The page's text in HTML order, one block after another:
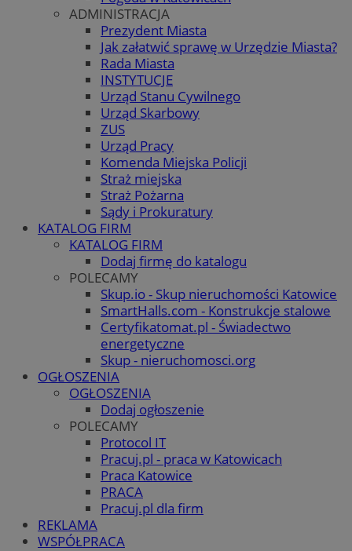
ADMINISTRACJA
Prezydent Miasta
Jak załatwić sprawę w Urzędzie Miasta?
Rada Miasta
INSTYTUCJE
Urząd Stanu Cywilnego
Urząd Skarbowy
ZUS
Urząd Pracy
Komenda Miejska Policji
Straż miejska
Straż Pożarna
Sądy i Prokuratury
KATALOG FIRM
KATALOG FIRM
Dodaj firmę do katalogu
POLECAMY
Skup.io - Skup nieruchomości Katowice
SmartHalls.com - Konstrukcje stalowe
Certyfikatomat.pl - Świadectwo
energetyczne
Skup - nieruchomosci.org
OGŁOSZENIA
OGŁOSZENIA
Dodaj ogłoszenie
POLECAMY
Protocol IT
Pracuj.pl - praca w Katowicach
Praca Katowice
PRACA
Pracuj.pl dla firm
REKLAMA
WSPÓŁPRACA